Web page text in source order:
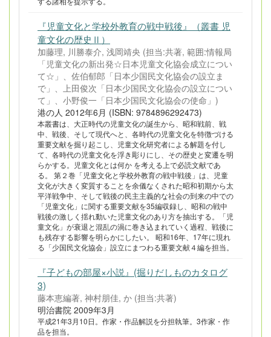
『児童文化と学校外教育の戦中戦後』（叢書 児
童文化の歴史Ⅱ）
加藤理, 川勝泰介, 浅岡靖央 (担当:共著, 範囲:情報局
「児童文化の新出発☆日本児童文化協会成立につい
て☆」、佐伯郁郎「日本少国民文化協会の設立ま
で」、上田俊次「日本少国民文化協会の設立につい
て」、小野俊一「日本少国民文化協会の使命」)
港の人 2012年6月 (ISBN: 9784896292473)
本叢書は、大正時代の児童文化の誕生から、昭和戦前、戦
中、戦後、そして現代へと、各時代の児童文化を特徴づける
重要文献を掘り起こし、児童文化研究者による解題を付し
て、各時代の児童文化を浮き彫りにし、その歴史と変遷を明
らかする。児童文化とは何か を考える上で必読文献であ
る。 第２巻「児童文化と学校外教育の戦中戦後」は、児童
文化が大きく変質することを余儀なくされた昭和初期から太
平洋戦争中、そして戦後の民主主義的な社会の到来の中での
「児童文化」に関する重要文献を35編収録し、昭和の戦中
戦後の激しく揺れ動いた児童文化のあり方を抽出する。「児
童文化」が衰退と混乱の渦に巻き込まれていく過程、戦後に
も残存する影響を明らかにしたい。 昭和16年、17年に現れ
る「少国民文化協会」設立にまつわる重要文献４編を担当。
『子どもの部屋×小説』(掘りだしものカタログ
3)
藤本恵編著, 神村朋佳, か (担当:共著)
明治書院 2009年3月
平成21年3月10日。作家・作品解説を分担執筆。3作家・作
品を担当。